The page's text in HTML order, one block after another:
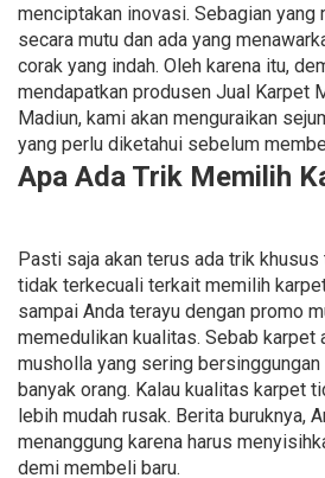
menciptakan inovasi. Sebagian yang
secara mutu dan ada yang
corak yang indah. Oleh karena itu,
mendapatkan produsen Jual Karpet
Madiun, kami akan menguraikan
yang perlu diketahui sebelum
Apa Ada Trik Memilih
Pasti saja akan terus ada trik
tidak terkecuali terkait memilih
sampai Anda terayu dengan promo
memedulikan kualitas. Sebab karpet
musholla yang sering
banyak orang. Kalau kualitas karpet
lebih mudah rusak. Berita buruknya,
menanggung karena harus
demi membeli baru.